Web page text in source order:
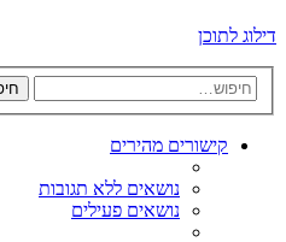
דילוג לתוכן
קישורים מהירים
נושאים ללא תגובות
נושאים פעילים